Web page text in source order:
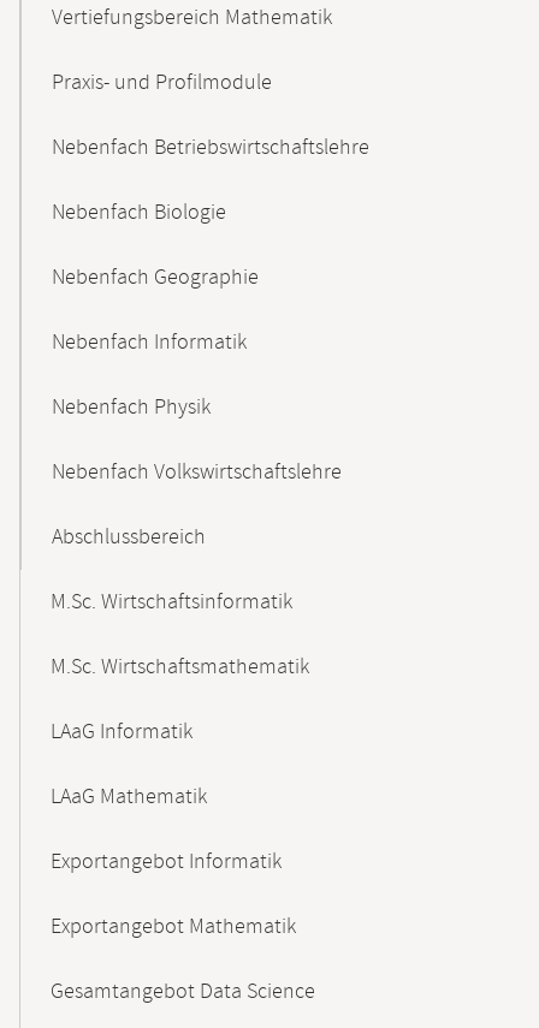
Vertiefungsbereich Mathematik
Praxis- und Profilmodule
Nebenfach Betriebswirtschaftslehre
Nebenfach Biologie
Nebenfach Geographie
Nebenfach Informatik
Nebenfach Physik
Nebenfach Volkswirtschaftslehre
Abschlussbereich
M.Sc. Wirtschaftsinformatik
M.Sc. Wirtschaftsmathematik
LAaG Informatik
LAaG Mathematik
Exportangebot Informatik
Exportangebot Mathematik
Gesamtangebot Data Science